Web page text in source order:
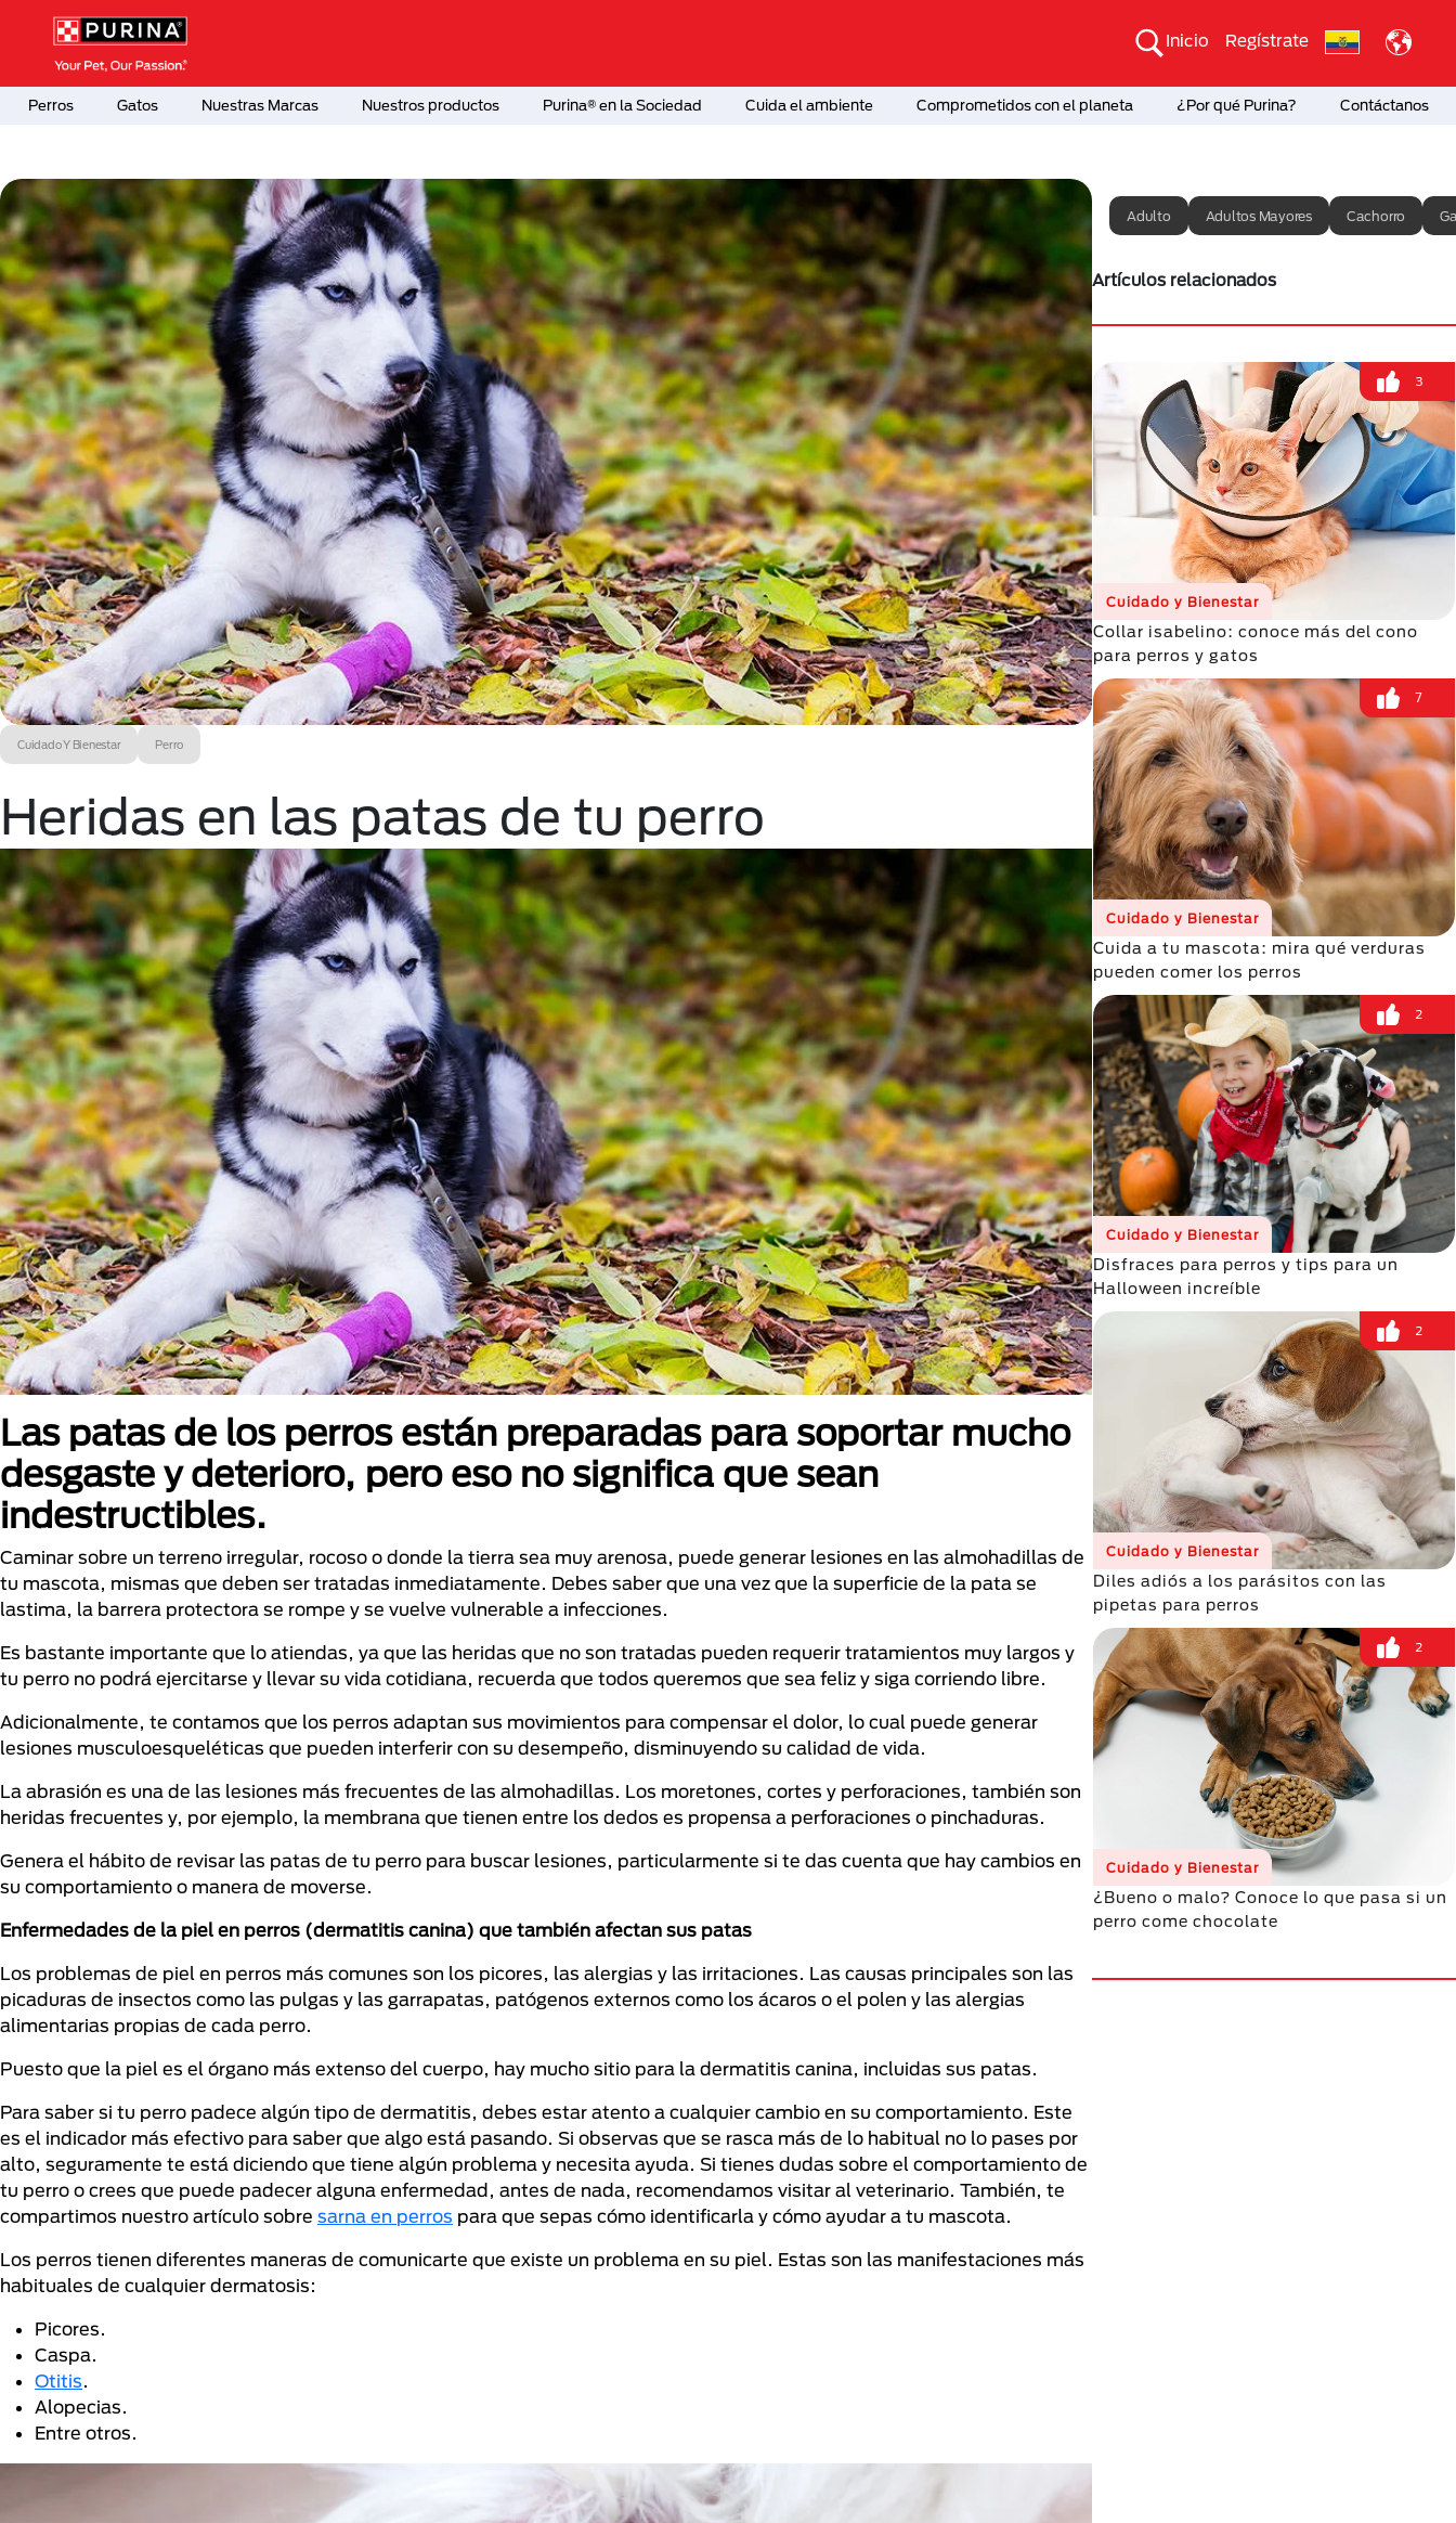
Pasar al contenido principal
Menú Secundario Purina
Inicio Regístrate
Menú Principal Purina
Perros Gatos Nuestras Marcas Nuestros productos Purina® en la Sociedad Cuida el ambiente Comprometidos con el planeta ¿Por qué Purina? Contáctanos
Cuidado Y Bienestar Perro
Heridas en las patas de tu perro
Las patas de los perros están preparadas para soportar mucho
desgaste y deterioro, pero eso no significa que sean
indestructibles.
Caminar sobre un terreno irregular, rocoso o donde la tierra sea muy arenosa, puede generar lesiones en las almohadillas de
tu mascota, mismas que deben ser tratadas inmediatamente. Debes saber que una vez que la superficie de la pata se
lastima, la barrera protectora se rompe y se vuelve vulnerable a infecciones.
Es bastante importante que lo atiendas, ya que las heridas que no son tratadas pueden requerir tratamientos muy largos y
tu perro no podrá ejercitarse y llevar su vida cotidiana, recuerda que todos queremos que sea feliz y siga corriendo libre.
Adicionalmente, te contamos que los perros adaptan sus movimientos para compensar el dolor, lo cual puede generar
lesiones musculoesqueléticas que pueden interferir con su desempeño, disminuyendo su calidad de vida.
La abrasión es una de las lesiones más frecuentes de las almohadillas. Los moretones, cortes y perforaciones, también son
heridas frecuentes y, por ejemplo, la membrana que tienen entre los dedos es propensa a perforaciones o pinchaduras.
Genera el hábito de revisar las patas de tu perro para buscar lesiones, particularmente si te das cuenta que hay cambios en
su comportamiento o manera de moverse.
Enfermedades de la piel en perros (dermatitis canina) que también afectan sus patas
Los problemas de piel en perros más comunes son los picores, las alergias y las irritaciones. Las causas principales son las
picaduras de insectos como las pulgas y las garrapatas, patógenos externos como los ácaros o el polen y las alergias
alimentarias propias de cada perro.
Puesto que la piel es el órgano más extenso del cuerpo, hay mucho sitio para la dermatitis canina, incluidas sus patas.
Para saber si tu perro padece algún tipo de dermatitis, debes estar atento a cualquier cambio en su comportamiento. Este
es el indicador más efectivo para saber que algo está pasando. Si observas que se rasca más de lo habitual no lo pases por
alto, seguramente te está diciendo que tiene algún problema y necesita ayuda. Si tienes dudas sobre el comportamiento de
tu perro o crees que puede padecer alguna enfermedad, antes de nada, recomendamos visitar al veterinario. También, te
compartimos nuestro artículo sobre sarna en perros para que sepas cómo identificarla y cómo ayudar a tu mascota.
Los perros tienen diferentes maneras de comunicarte que existe un problema en su piel. Estas son las manifestaciones más
habituales de cualquier dermatosis:
Picores.
Caspa.
Otitis.
Alopecias.
Entre otros.
Adulto Adultos Mayores Cachorro
Artículos relacionados
3
Cuidado y Bienestar
Collar isabelino: conoce más del cono
para perros y gatos
7
Cuidado y Bienestar
Cuida a tu mascota: mira qué verduras
pueden comer los perros
2
Cuidado y Bienestar
Disfraces para perros y tips para un
Halloween increíble
2
Cuidado y Bienestar
Diles adiós a los parásitos con las
pipetas para perros
2
Cuidado y Bienestar
¿Bueno o malo? Conoce lo que pasa si un
perro come chocolate